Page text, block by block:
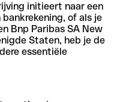
initieert naar een
bankrekening, of als je
Bnp Paribas SA New
Staten, heb je de
essentiële